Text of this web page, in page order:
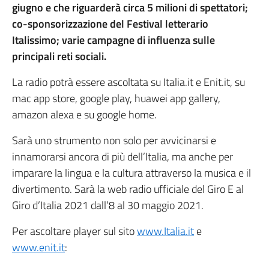
giugno e che riguarderà circa 5 milioni di spettatori;
co-sponsorizzazione del Festival letterario
Italissimo; varie campagne di influenza sulle
principali reti sociali.
La radio potrà essere ascoltata su Italia.it e Enit.it, su
mac app store, google play, huawei app gallery,
amazon alexa e su google home.
Sarà uno strumento non solo per avvicinarsi e
innamorarsi ancora di più dell’Italia, ma anche per
imparare la lingua e la cultura attraverso la musica e il
divertimento. Sarà la web radio ufficiale del Giro E al
Giro d’Italia 2021 dall’8 al 30 maggio 2021.
Per ascoltare player sul sitowww.Italia.ite
www.enit.it: